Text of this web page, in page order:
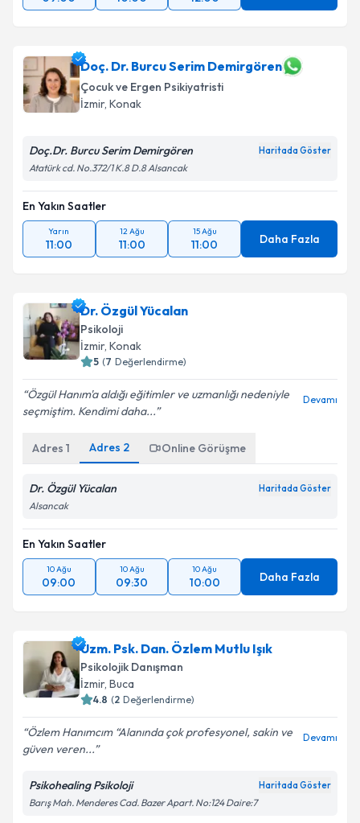
Doç. Dr. Burcu Serim Demirgören
Çocuk ve Ergen Psikiyatristi
İzmir, Konak
Doç.Dr. Burcu Serim Demirgören Haritada Göster
Atatürk cd. No.372/1 K.8 D.8 Alsancak
En Yakın Saatler
Yarın
11:00
12 Ağu
11:00
15 Ağu
11:00 Daha Fazla
Dr. Özgül Yücalan
Psikoloji
İzmir, Konak
5 (7 Değerlendirme)
Özgül Hanım'a aldığı eğitimler ve uzmanlığı nedeniyle
seçmiştim. Kendimi daha...
Devamı
Adres 1 Adres 2 Online Görüşme
Dr. Özgül Yücalan Haritada Göster
Alsancak
En Yakın Saatler
10 Ağu
09:00
10 Ağu
09:30
10 Ağu
10:00 Daha Fazla
Uzm. Psk. Dan. Özlem Mutlu Işık
Psikolojik Danışman
İzmir, Buca
4.8 (2 Değerlendirme)
Özlem Hanımcım “Alanında çok profesyonel, sakin ve
güven veren...
Devamı
Psikohealing Psikoloji Haritada Göster
Barış Mah. Menderes Cad. Bazer Apart. No:124 Daire:7